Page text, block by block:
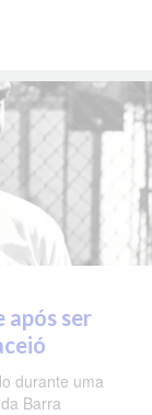
após ser
durante uma
Barra